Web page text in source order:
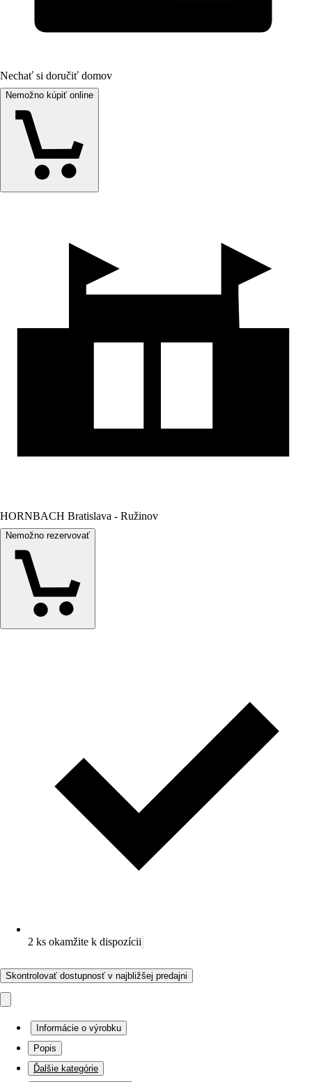
Nechať si doručiť domov
Nemožno kúpiť online
HORNBACH Bratislava - Ružinov
Nemožno rezervovať
2 ks okamžite k dispozícii
Skontrolovať dostupnosť v najbližšej predajni
Informácie o výrobku
Popis
Ďalšie kategórie